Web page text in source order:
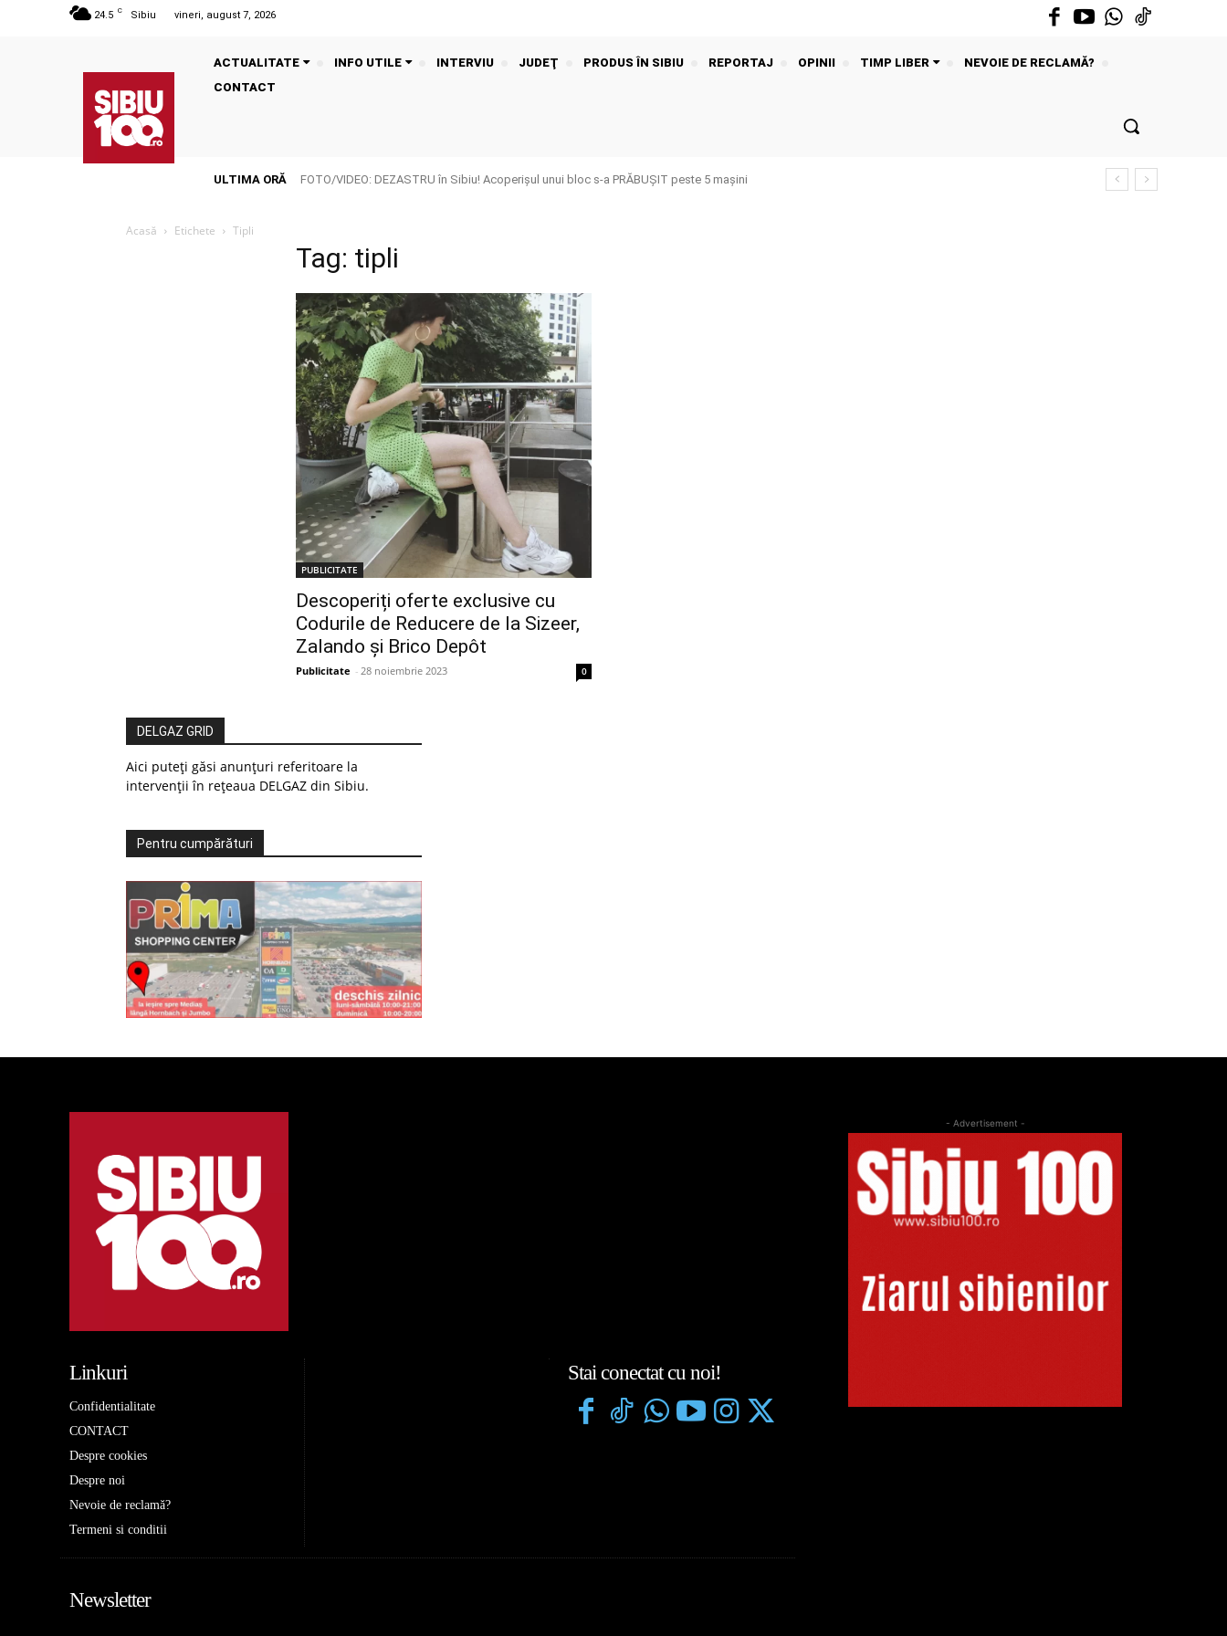
24.5 C Sibiu vineri, august 7, 2026
ACTUALITATE INFO UTILE INTERVIU JUDEŢ PRODUS ÎN SIBIU REPORTAJ OPINII TIMP LIBER
NEVOIE DE RECLAMĂ?
CONTACT
ULTIMA ORĂ FOTO/VIDEO: DEZASTRU în Sibiu! Acoperișul unui bloc s-a PRĂBUȘIT peste 5 mașini
Acasă Etichete Tipli
Tag: tipli
PUBLICITATE
Descoperiți oferte exclusive cu
Codurile de Reducere de la Sizeer,
Zalando și Brico Depôt
Publicitate - 28 noiembrie 2023 0
DELGAZ GRID
Aici puteți găsi anunțuri referitoare la
intervenții în rețeaua DELGAZ din Sibiu.
Pentru cumpărături
Linkuri
Confidentialitate
CONTACT
Despre cookies
Despre noi
Nevoie de reclamă?
Termeni si conditii
Stai conectat cu noi!
Newsletter
- Advertisement -